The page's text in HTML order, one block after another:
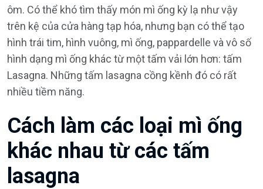
ôm. Có thể khó tìm thấy món mì ống kỳ lạ như vậy
trên kệ của cửa hàng tạp hóa, nhưng bạn có thể tạo
hình trái tim, hình vuông, mì ống, pappardelle và vô số
hình dạng mì ống khác từ một tấm vải lớn hơn: tấm
Lasagna. Những tấm lasagna cồng kềnh đó có rất
nhiều tiềm năng.
Cách làm các loại mì ống
khác nhau từ các tấm
lasagna